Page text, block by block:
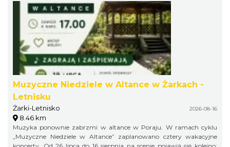
Muzyczne Niedziele w Altance w Żarkach -
Letnisku
Żarki-Letnisko 2026-08-16
8.46 km
Muzyka ponownie zabrzmi w altance w Poraju. W ramach cyklu
„Muzyczne Niedziele w Altance” zaplanowano cztery wakacyjne